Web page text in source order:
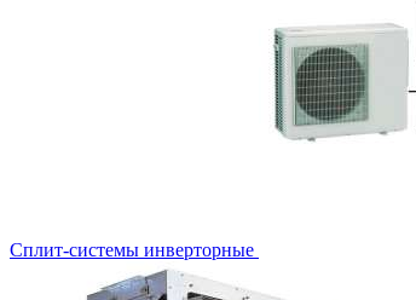
Сплит-системы инверторные